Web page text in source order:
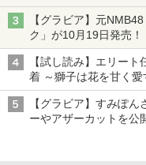
【グラビア】元
ク」が10月19日発売！
【試し読み】エリー
着 ～獅子は花を甘く
【グラビア】すみぽ
ーやアザーカットを公